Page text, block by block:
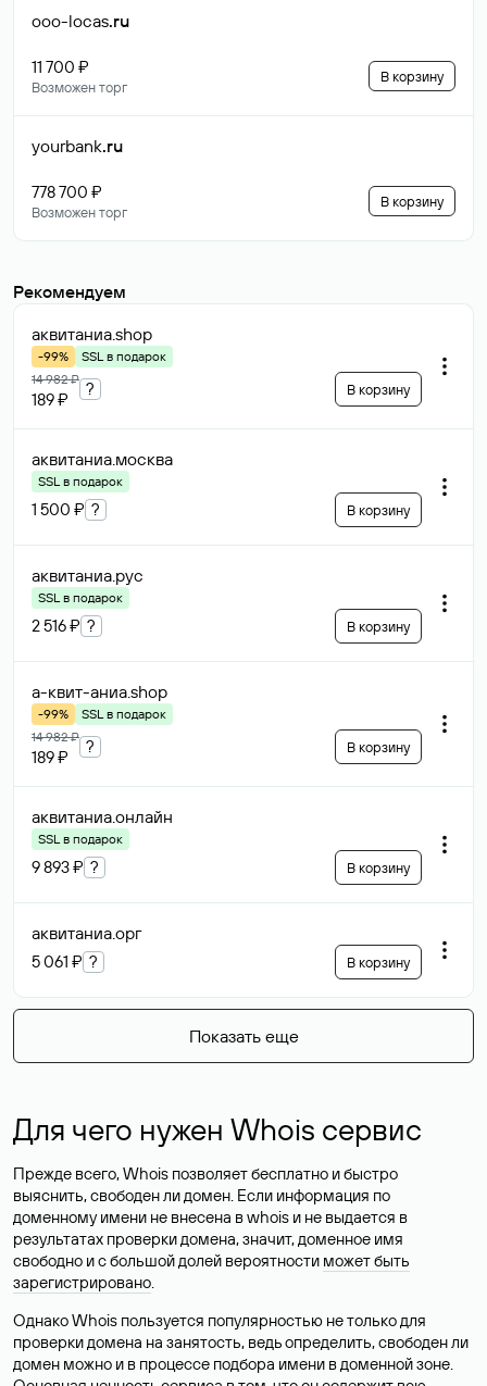
ooo-locas.ru
11 700 ₽
Возможен торг
В корзину
yourbank.ru
778 700 ₽
Возможен торг
В корзину
Рекомендуем
аквитаниа.shop
-99%
SSL в подарок
14 982 ₽
189 ₽
? В корзину
аквитаниа.москва
SSL в подарок
1 500 ₽ ? В корзину
аквитаниа.рус
SSL в подарок
2 516 ₽ ? В корзину
а-квит-аниа.shop
-99%
SSL в подарок
14 982 ₽
189 ₽
? В корзину
аквитаниа.онлайн
SSL в подарок
9 893 ₽ ? В корзину
аквитаниа.орг
5 061 ₽ ? В корзину
Показать еще
Для чего нужен Whois сервис
Прежде всего, Whois позволяет бесплатно и быстро
выяснить, свободен ли домен. Если информация по
доменному имени не внесена в whois и не выдается в
результатах проверки домена, значит, доменное имя
свободно и с большой долей вероятности может быть
зарегистрировано.
Однако Whois пользуется популярностью не только для
проверки домена на занятость, ведь определить, свободен ли
домен можно и в процессе подбора имени в доменной зоне.